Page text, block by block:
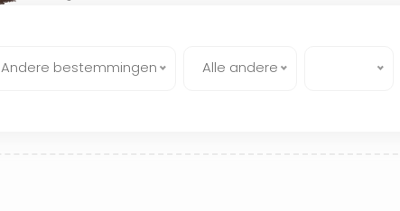
Andere bestemmingen Alle andere